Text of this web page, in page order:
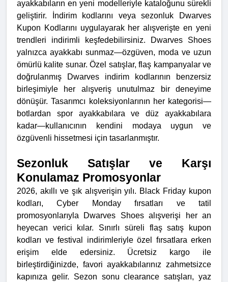
ayakkabıların en yeni modelleriyle kataloğunu sürekli
geliştirir. İndirim kodlarını veya sezonluk Dwarves
Kupon Kodlarını uygulayarak her alışverişte en yeni
trendleri indirimli keşfedebilirsiniz. Dwarves Shoes
yalnızca ayakkabı sunmaz—özgüven, moda ve uzun
ömürlü kalite sunar. Özel satışlar, flaş kampanyalar ve
doğrulanmış Dwarves indirim kodlarının benzersiz
birleşimiyle her alışveriş unutulmaz bir deneyime
dönüşür. Tasarımcı koleksiyonlarının her kategorisi—
botlardan spor ayakkabılara ve düz ayakkabılara
kadar—kullanıcının kendini modaya uygun ve
özgüvenli hissetmesi için tasarlanmıştır.
Sezonluk Satışlar ve Karşı
Konulamaz Promosyonlar
2026, akıllı ve şık alışverişin yılı. Black Friday kupon
kodları, Cyber Monday fırsatları ve tatil
promosyonlarıyla Dwarves Shoes alışverişi her an
heyecan verici kılar. Sınırlı süreli flaş satış kupon
kodları ve festival indirimleriyle özel fırsatlara erken
erişim elde edersiniz. Ücretsiz kargo ile
birleştirdiğinizde, favori ayakkabılarınız zahmetsizce
kapınıza gelir. Sezon sonu clearance satışları, yaz